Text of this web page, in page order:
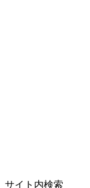
サイト内検索